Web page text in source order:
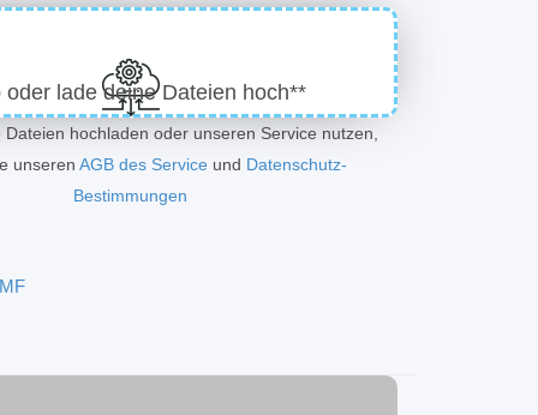
oder lade deine Dateien hoch**
hochladen oder unseren Service nutzen,
unseren AGB des Service und Datenschutz-
Bestimmungen